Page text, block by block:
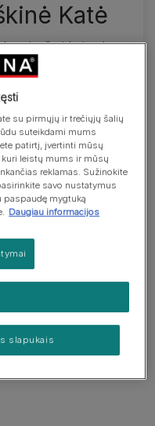
Katė
už vidutinę katę.
pusilgio plauko kailiu
tvirtos kaulų
pūkuota. Galva
profilio, ausys
Lygus, žvilgus
ir neperšlampa.
krūtinės
plaukų kuokštelius
katės būna
bei šviesiai
tačiau gali turėti bet
krūtinės, pilvo
bet kokios spalvos.
su pirmųjų ir trečiųjų šalių
suteikdami mums
patirtį, įvertinti mūsų
leistų mums ir mūsų
reklamas. Sužinokite
savo nustatymus
paspaudę mygtuką
Daugiau informacijos
slapukais